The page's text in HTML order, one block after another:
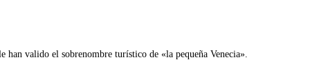
han valido el sobrenombre turístico de «la pequeña Venecia».